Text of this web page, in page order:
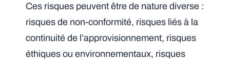
Ces risques peuvent être de nature diverse :
risques de non-conformité, risques liés à la
continuité de l’approvisionnement, risques
éthiques ou environnementaux, risques